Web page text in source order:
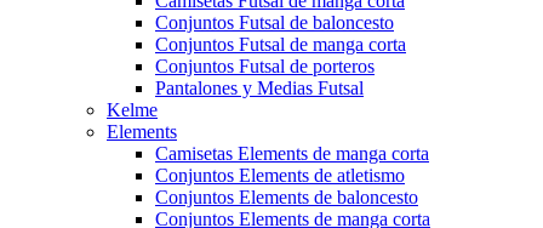
Conjuntos Futsal de baloncesto
Conjuntos Futsal de manga corta
Conjuntos Futsal de porteros
Pantalones y Medias Futsal
Kelme
Elements
Camisetas Elements de manga corta
Conjuntos Elements de atletismo
Conjuntos Elements de baloncesto
Conjuntos Elements de manga corta